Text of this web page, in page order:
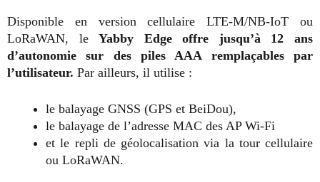
Disponible en version cellulaire LTE-M/NB-IoT ou
LoRaWAN, leYabby Edge offre jusqu’à 12 ans
d’autonomie sur des piles AAA remplaçables par
l’utilisateur. Par ailleurs, il utilise :
le balayage GNSS (GPS et BeiDou),
le balayage de l’adresse MAC des AP Wi-Fi
et le repli de géolocalisation via la tour cellulaire
ou LoRaWAN.